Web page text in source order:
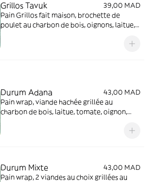
Grillos Tavuk
39,00 MAD
Pain Grillos fait maison, brochette de
poulet au charbon de bois, oignons, laitue,
Durum Adana
43,00 MAD
Pain wrap, viande hachée grillée au
charbon de bois, laitue, tomate, oignon,
Durum Mixte
43,00 MAD
Pain wrap, 2 viandes au choix grillées au